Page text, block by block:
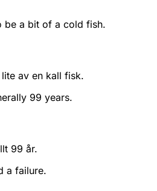
be a bit of a cold fish.
av en kall fisk.
99 years.
99 år.
a failure.